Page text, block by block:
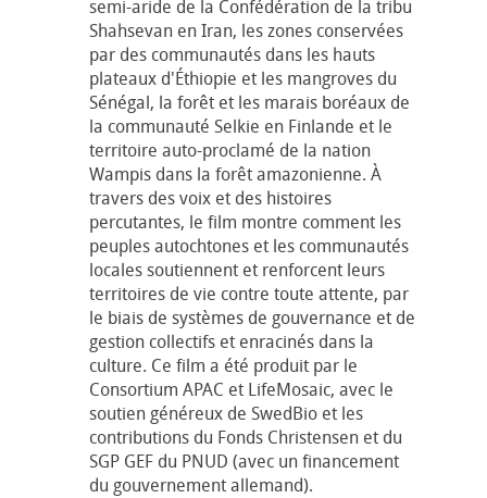
semi-aride de la Confédération de la tribu
Shahsevan en Iran, les zones conservées
par des communautés dans les hauts
plateaux d'Éthiopie et les mangroves du
Sénégal, la forêt et les marais boréaux de
la communauté Selkie en Finlande et le
territoire auto-proclamé de la nation
Wampis dans la forêt amazonienne. À
travers des voix et des histoires
percutantes, le film montre comment les
peuples autochtones et les communautés
locales soutiennent et renforcent leurs
territoires de vie contre toute attente, par
le biais de systèmes de gouvernance et de
gestion collectifs et enracinés dans la
culture. Ce film a été produit par le
Consortium APAC et LifeMosaic, avec le
soutien généreux de SwedBio et les
contributions du Fonds Christensen et du
SGP GEF du PNUD (avec un financement
du gouvernement allemand).